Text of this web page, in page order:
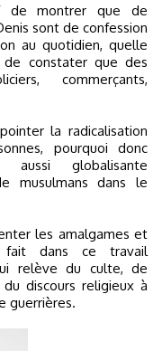
sont de confession
au quotidien, quelle
constater que des
commerçants,
la radicalisation
pourquoi donc
globalisante
musulmans dans le
les amalgames et
fait dans ce travail
relève du culte, de
discours religieux à
guerrières.